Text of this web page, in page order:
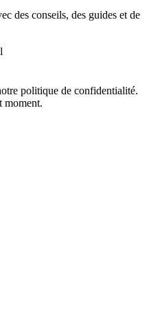
des conseils, des guides et de
politique de confidentialité.
moment.